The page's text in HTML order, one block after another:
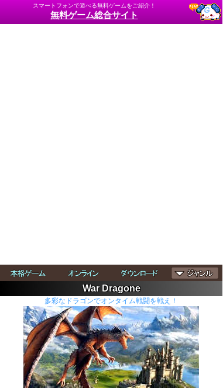
スマートフォンで遊べる無料ゲームをご紹介！
無料ゲーム総合サイト
War Dragone
多彩なドラゴンでオンタイム戦闘を戦え！